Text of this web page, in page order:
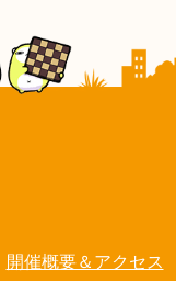
開催概要＆アクセス